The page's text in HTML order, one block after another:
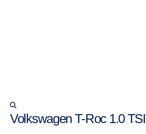
Volkswagen T-Roc 1.0 TSI